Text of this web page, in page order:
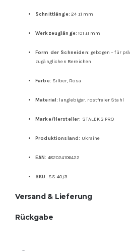
Schnittlänge: 24 ±1 mm
Werkzeuglänge: 101 ±1 mm
Form der Schneiden: gebogen – für
zugänglichen Bereichen
Farbe: Silber, Rosa
Material: langlebiger, rostfreier Stahl
Marke/Hersteller: STALEKS PRO
Produktionsland: Ukraine
EAN: 482024106422
SKU: SS-40/3
Versand & Lieferung
Rückgabe